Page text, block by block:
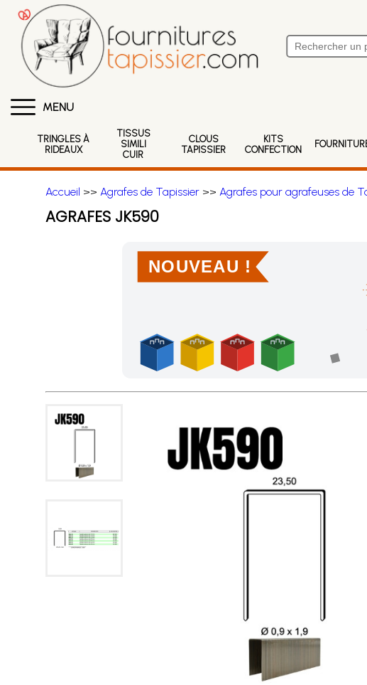
MENU
TRINGLES À
RIDEAUX
TISSUS
SIMILI
CUIR
CLOUS
TAPISSIER
KITS
CONFECTION
Accueil >> Agrafes de Tapissier>> Agrafes pour agrafeuses de
AGRAFES JK590
NOUVEAU !
Achetez 4 sachets ou boîtes d'agrafes ou de pointes et nous vous